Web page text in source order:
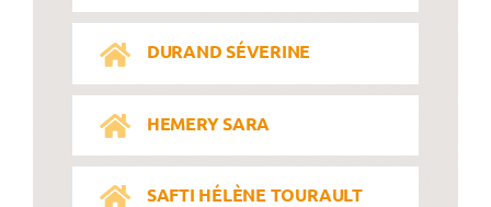
DURAND SÉVERINE
HEMERY SARA
SAFTI HÉLÈNE TOURAULT